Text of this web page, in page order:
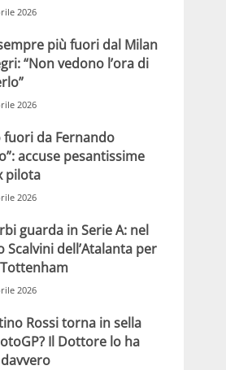
2026
più fuori dal Milan
“Non vedono l’ora di
2026
fuori da Fernando
accuse pesantissime
pilota
2026
guarda in Serie A: nel
Scalvini dell’Atalanta per
2026
Rossi torna in sella
Il Dottore lo ha